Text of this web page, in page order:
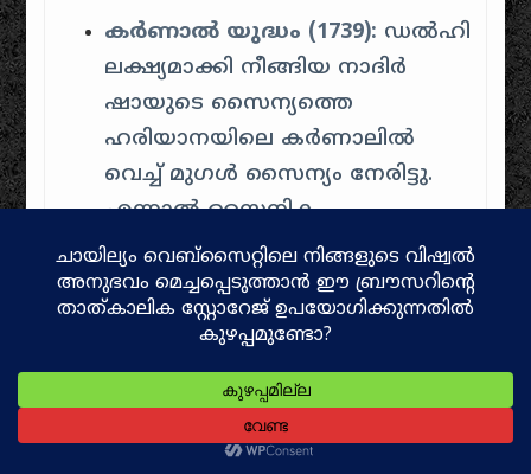
കർണാൽ യുദ്ധം (1739): ഡൽഹി
ലക്ഷ്യമാക്കി നീങ്ങിയ നാദിർ
ഷായുടെ സൈന്യത്തെ
ഹരിയാനയിലെ കർണാലിൽ
വെച്ച് മുഗൾ സൈന്യം നേരിട്ടു.
എന്നാൽ സൈനിക
അച്ചടക്കമില്ലായ്മ കാരണം മുഗൾ
പട പൂർണ്ണമായും
പരാജയപ്പെടുകയും മുഹമ്മദ് ഷാ
ചക്രവർത്തി നാദിർ ഷായ്ക്ക്
മുന്നിൽ കീഴടങ്ങുകയും ചെയ്തു.
ഡൽഹിയിലെ കൂട്ടക്കൊലയും